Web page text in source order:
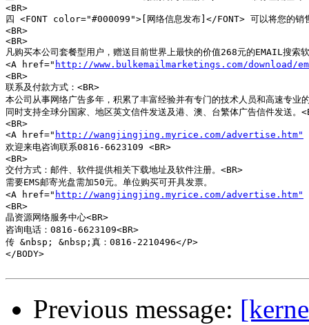
<BR>
四 <FONT color="#000099">[网络信息发布]</FONT> 可以将您的销售
<BR>
<BR>
凡购买本公司套餐型用户，赠送目前世界上最快的价值268元的EMAIL搜索
<A href=" http://www.bulkemailmarketings.com/download/
<BR>
联系及付款方式：<BR>
本公司从事网络广告多年，积累了丰富经验并有专门的技术人员和高速专
同时支持全球分国家、地区英文信件发送及港、澳、台繁体广告信件发送。
<BR>
<A href=" http://wangjingjing.myrice.com/advertise.htm"
欢迎来电咨询联系0816-6623109 <BR>
<BR>
交付方式：邮件、软件提供相关下载地址及软件注册。<BR>
需要EMS邮寄光盘需加50元。单位购买可开具发票。
<A href=" http://wangjingjing.myrice.com/advertise.htm"
<BR>
晶资源网络服务中心<BR>
咨询电话：0816-6623109<BR>
传 &nbsp; &nbsp;真：0816-2210496</P>
</BODY>
Previous message: